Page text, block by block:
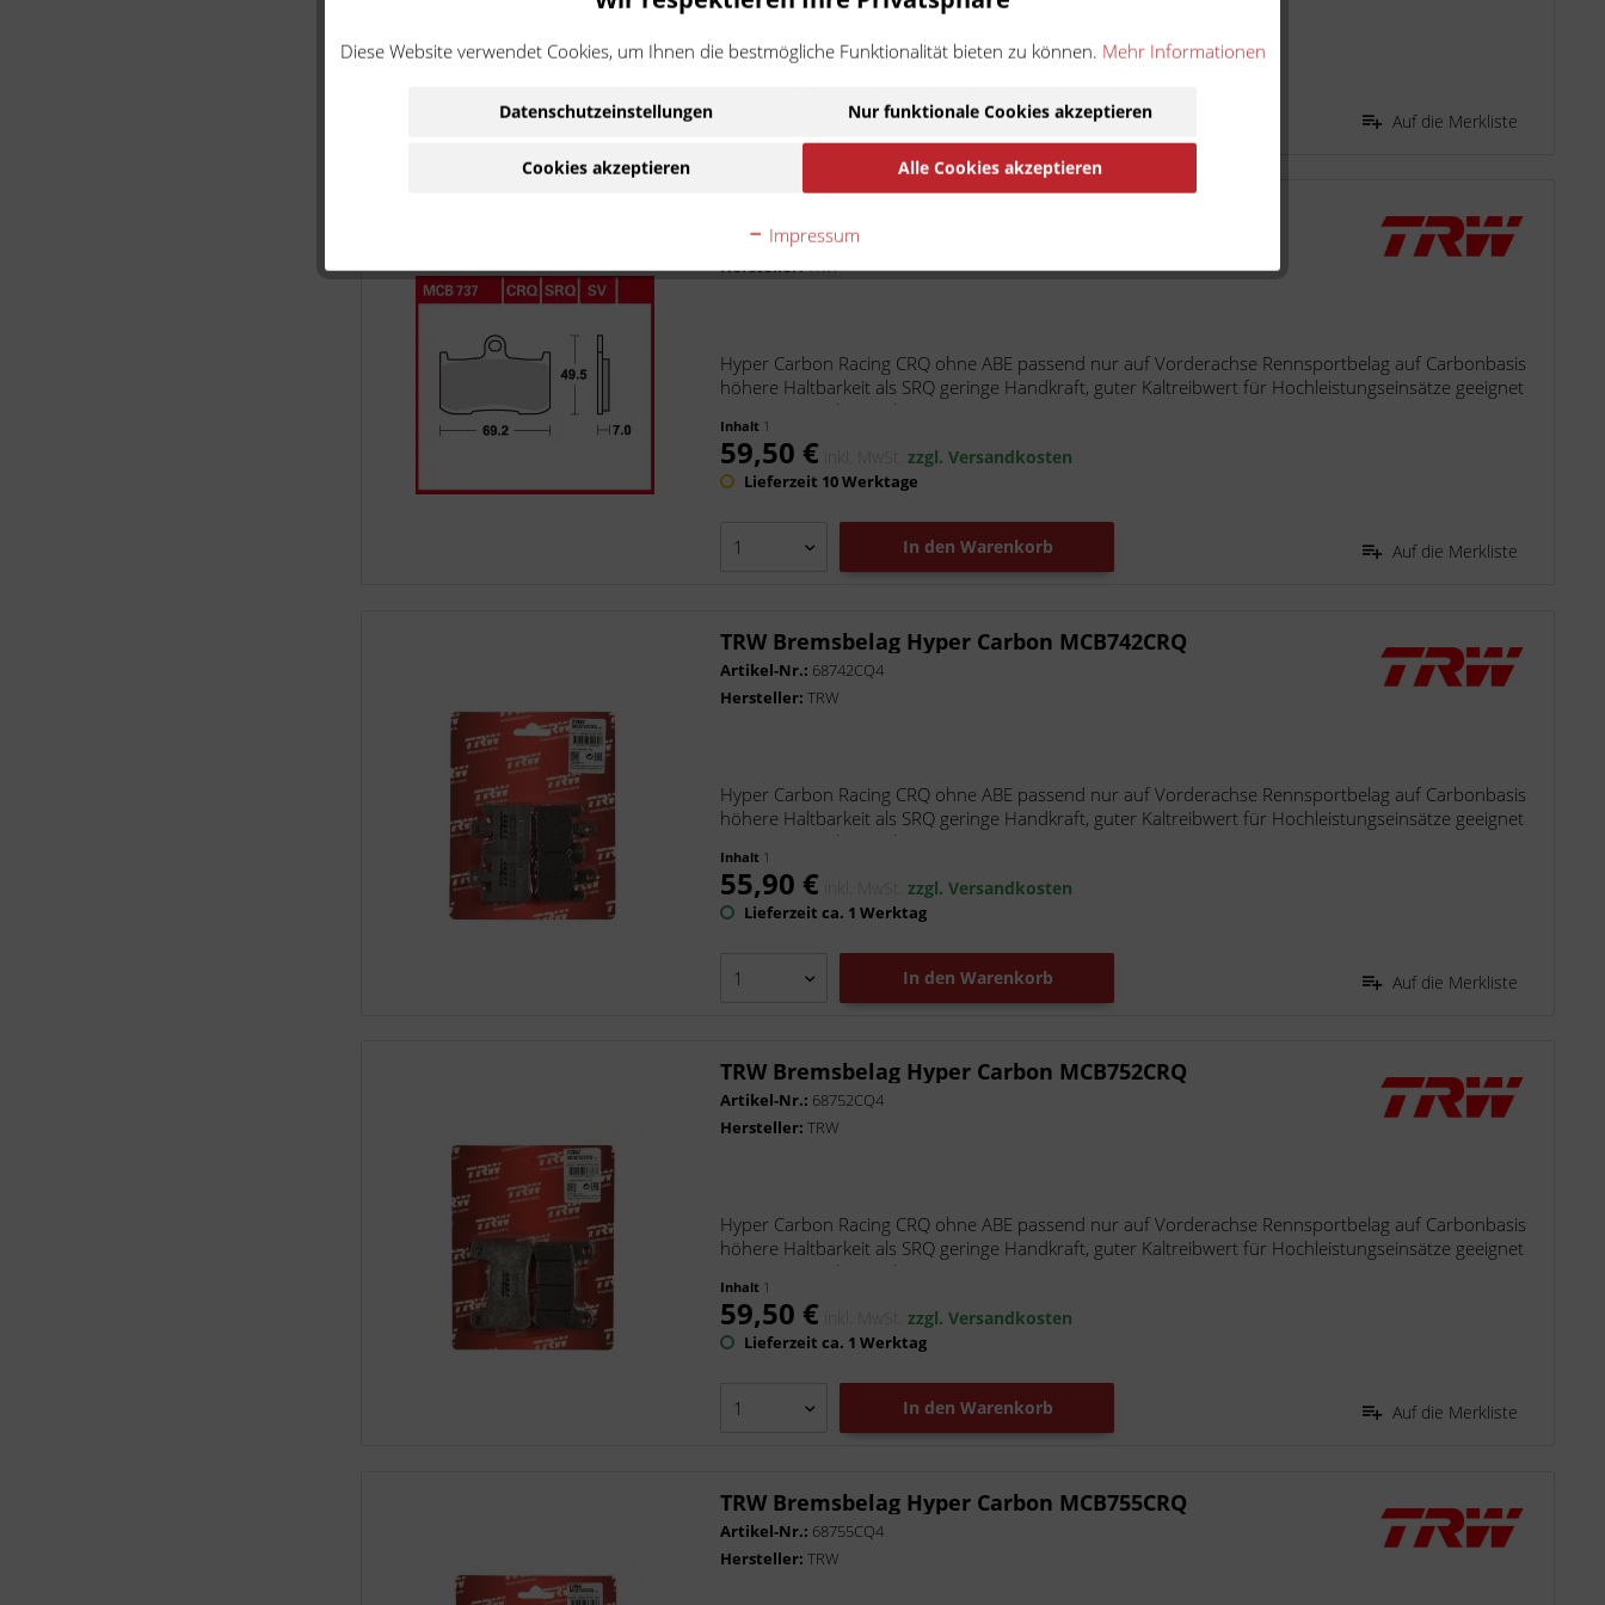
57,90 €
Lieferzeit 10 Werktage
In den Warenkorb Auf die Merkliste
Artikel-Nr.:68737CQ4
Hersteller:TRW
Hyper Carbon Racing CRQ ohne ABE passend nur auf Vorderachse Rennsportbelag auf Carbonbasis
höhere Haltbarkeit als SRQ geringe Handkraft, guter Kaltreibwert für Hochleistungseinsätze geeignet
Der Hyper Carbon Belag -...
Inhalt 1
59,50 € inkl. MwSt.zzgl. Versandkosten
Lieferzeit 10 Werktage
In den Warenkorb Auf die Merkliste
TRW Bremsbelag Hyper Carbon MCB742CRQ
Artikel-Nr.: 68742CQ4
Hersteller:TRW
Hyper Carbon Racing CRQ ohne ABE passend nur auf Vorderachse Rennsportbelag auf Carbonbasis
höhere Haltbarkeit als SRQ geringe Handkraft, guter Kaltreibwert für Hochleistungseinsätze geeignet
Der Hyper Carbon Belag -...
Inhalt 1
55,90 € inkl. MwSt.zzgl. Versandkosten
Lieferzeit ca. 1 Werktag
In den Warenkorb Auf die Merkliste
TRW Bremsbelag Hyper Carbon MCB752CRQ
Artikel-Nr.: 68752CQ4
Hersteller:TRW
Hyper Carbon Racing CRQ ohne ABE passend nur auf Vorderachse Rennsportbelag auf Carbonbasis
höhere Haltbarkeit als SRQ geringe Handkraft, guter Kaltreibwert für Hochleistungseinsätze geeignet
Der Hyper Carbon Belag -...
Inhalt 1
59,50 € inkl. MwSt.zzgl. Versandkosten
Lieferzeit ca. 1 Werktag
In den Warenkorb Auf die Merkliste
TRW Bremsbelag Hyper Carbon MCB755CRQ
Artikel-Nr.: 68755CQ4
Hersteller:TRW
Diese Website verwendet Cookies, um Ihnen die bestmögliche Funktionalität bieten zu können. Mehr Informationen
Datenschutzeinstellungen Nur funktionale Cookies akzeptieren
Cookies akzeptieren Alle Cookies akzeptieren
Impressum